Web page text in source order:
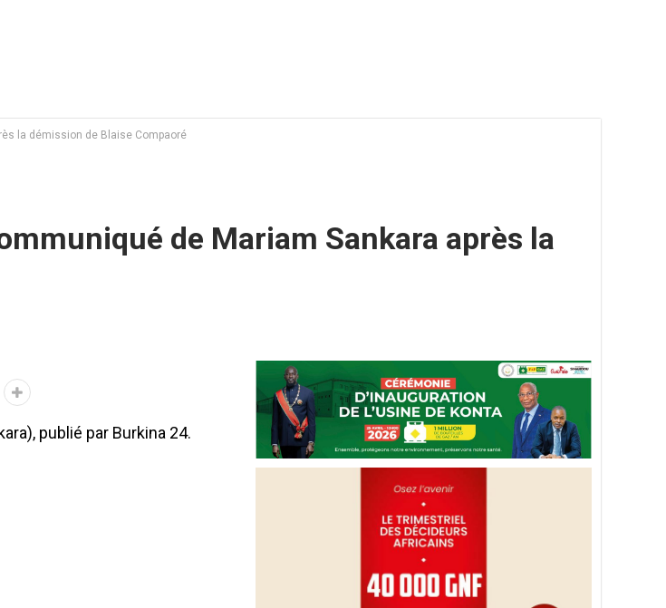
la démission de Blaise Compaoré
de Mariam Sankara après la
publié par Burkina 24.